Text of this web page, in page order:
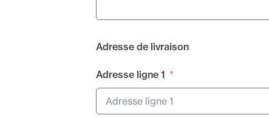
Adresse de livraison
Adresse ligne 1